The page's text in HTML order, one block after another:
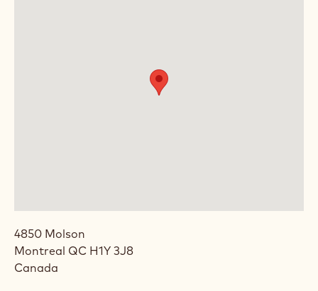
4850 Molson
Montreal QC H1Y 3J8
Canada